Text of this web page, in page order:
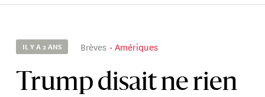
IL Y A 2 ANS Brèves Amériques
Trump disait ne rien